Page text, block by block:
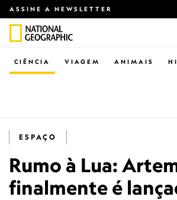
ASSINE A NEWSLETTER
CIÊNCIA VIAGEM ANIMAIS
ESPAÇO
Rumo à Lua:
finalmente é